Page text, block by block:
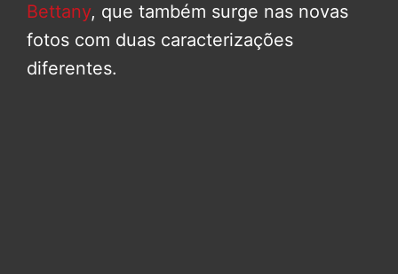
Bettany, que também surge nas novas
fotos com duas caracterizações
diferentes.